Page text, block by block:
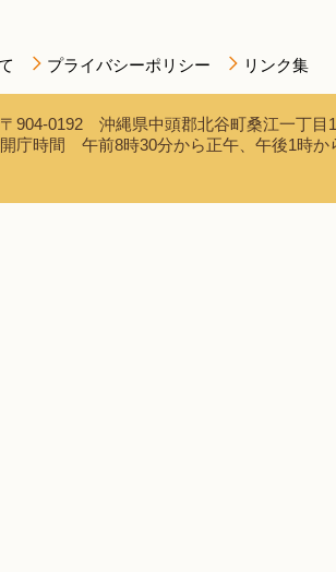
プライバシーポリシー リンク集
〒904-0192 沖縄県中頭郡北谷町桑江一丁
開庁時間 午前8時30分から正午、午後1時か